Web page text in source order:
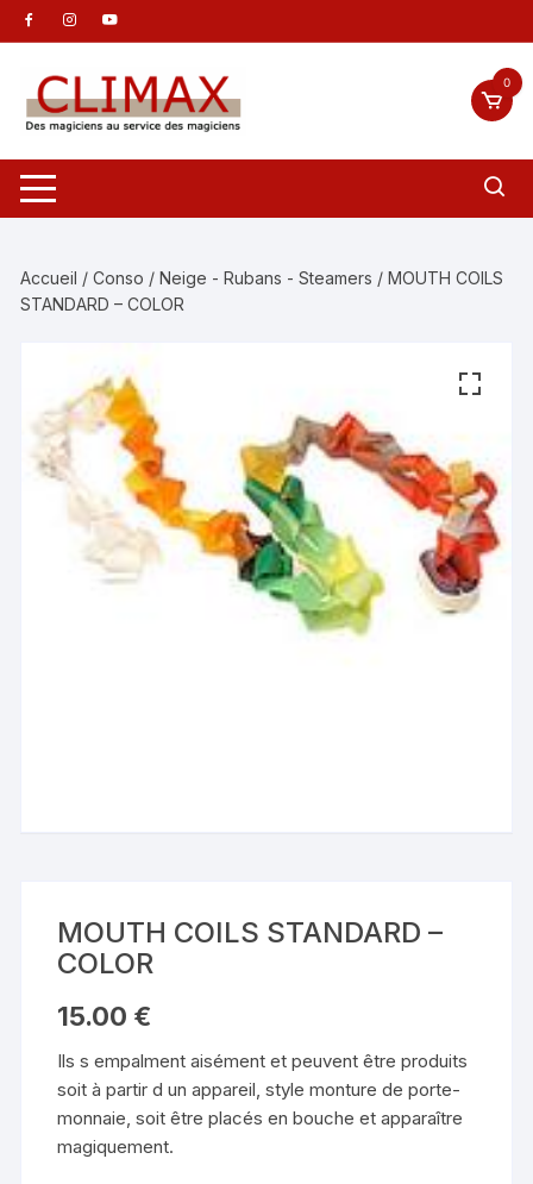
Aller
au
contenu
0
Accueil /Conso /Neige - Rubans - Steamers / MOUTH COILS
STANDARD – COLOR
MOUTH COILS STANDARD –
COLOR
15.00 €
Ils s empalment aisément et peuvent être produits
soit à partir d un appareil, style monture de porte-
monnaie, soit être placés en bouche et apparaître
magiquement.